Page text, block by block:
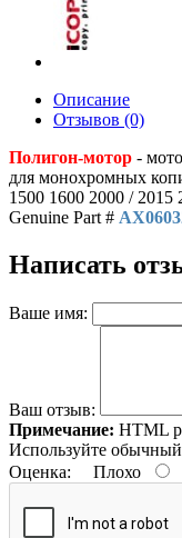
Описание
Отзывов (0)
Полигон-мотор -
для монохромных
1500 1600 2000 / 2015
Genuine Part #
Написать
Ваше имя:
Ваш отзыв:
Примечание: HTML
Используйте обычный
Оценка: Плохо